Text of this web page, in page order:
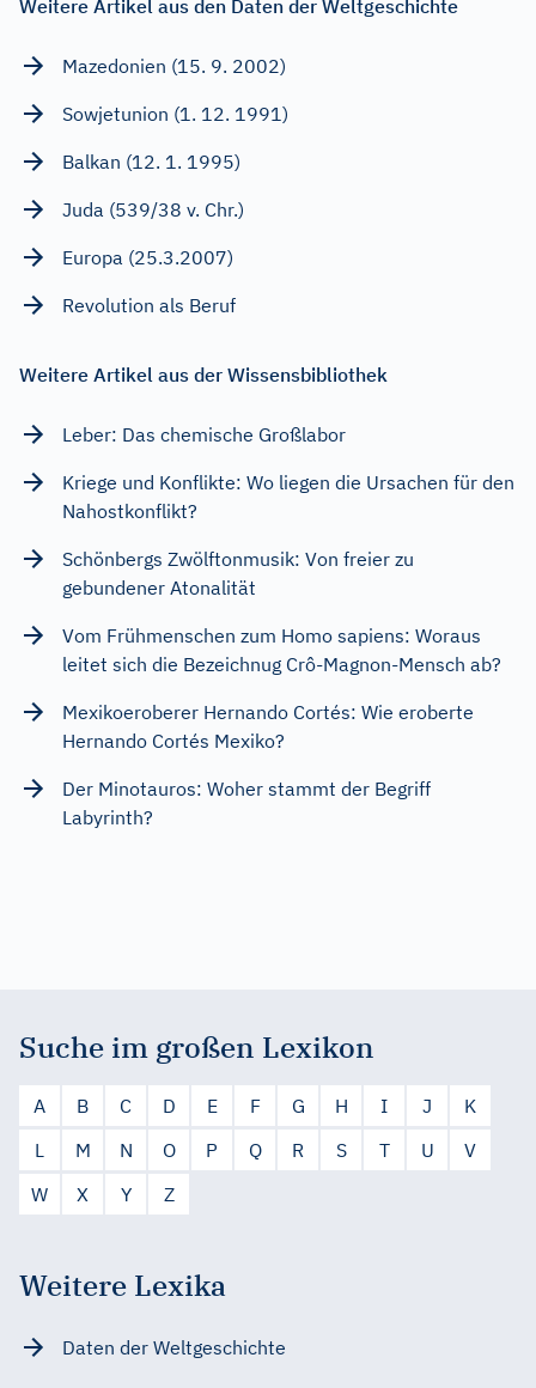
Weitere Artikel aus den Daten der Weltgeschichte
Mazedonien (15. 9. 2002)
Sowjetunion (1. 12. 1991)
Balkan (12. 1. 1995)
Juda (539/38 v. Chr.)
Europa (25.3.2007)
Revolution als Beruf
Weitere Artikel aus der Wissensbibliothek
Leber: Das chemische Großlabor
Kriege und Konflikte: Wo liegen die Ursachen für den
Nahostkonflikt?
Schönbergs Zwölftonmusik: Von freier zu
gebundener Atonalität
Vom Frühmenschen zum Homo sapiens: Woraus
leitet sich die Bezeichnug Crô-Magnon-Mensch ab?
Mexikoeroberer Hernando Cortés: Wie eroberte
Hernando Cortés Mexiko?
Der Minotauros: Woher stammt der Begriff
Labyrinth?
Suche im großen Lexikon
A B C D E F G H I J
K
L
M N O P Q R S T U
V
W
X Y Z
Weitere Lexika
Daten der Weltgeschichte